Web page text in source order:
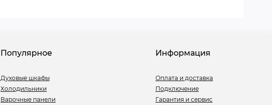
Популярное
Духовые шкафы
Холодильники
Варочные панели
Информация
Оплата и доставка
Подключение
Гарантия и сервис